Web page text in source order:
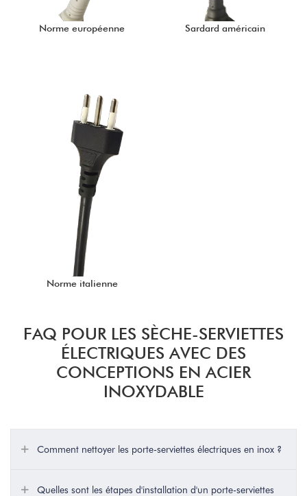
Norme européenne Sardard américain
Norme italienne
FAQ POUR LES SÈCHE-SERVIETTES
ÉLECTRIQUES AVEC DES
CONCEPTIONS EN ACIER
INOXYDABLE
Comment nettoyer les porte-serviettes électriques en inox ?
Quelles sont les étapes d'installation d'un porte-serviettes